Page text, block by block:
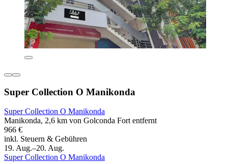
Super Collection O Manikonda
Super Collection O Manikonda
Manikonda, 2,6 km von Golconda Fort entfernt
966 €
inkl. Steuern & Gebühren
19. Aug.–20. Aug.
Super Collection O Manikonda